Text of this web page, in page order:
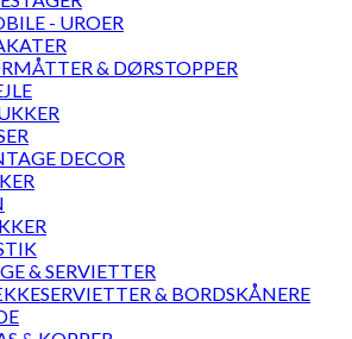
- UROER
& DØRSTOPPER
DECOR
& SERVIETTER
& BORDSKÅNERE